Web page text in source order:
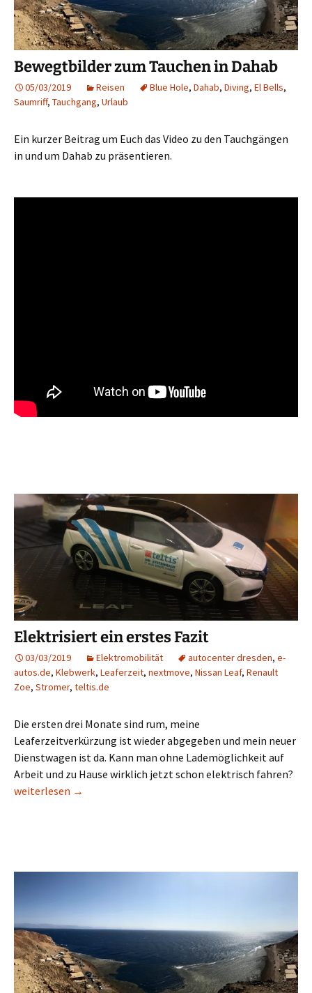
Bewegtbilder zum Tauchen in Dahab
05/03/2019 Reisen Blue Hole, Dahab, Diving, El Bells,
Saumriff, Tauchgang, Urlaub
Ein kurzer Beitrag um Euch das Video zu den Tauchgängen
in und um Dahab zu präsentieren.
Elektrisiert ein erstes Fazit
03/03/2019 Elektromobilität autocenter dresden, e-
autos.de, Klebwerk, Leaferzeit, nextmove, Nissan Leaf, Renault
Zoe, Stromer, teltis.de
Die ersten drei Monate sind rum, meine
Leaferzeitverkürzung ist wieder abgegeben und mein neuer
Dienstwagen ist da. Kann man ohne Lademöglichkeit auf
Arbeit und zu Hause wirklich jetzt schon elektrisch fahren?
Elektrisiert ein erstes Fazit
weiterlesen →